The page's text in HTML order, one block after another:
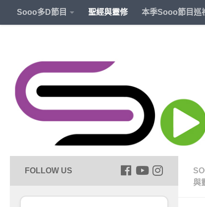
Sooo多D節目 聖經與靈修 本季Sooo節目巡
與